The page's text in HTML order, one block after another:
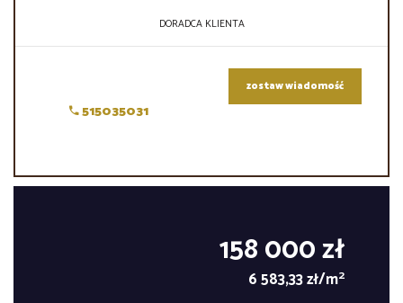
DORADCA KLIENTA
515035031
zostaw wiadomość
158 000 zł
6 583,33 zł/m2